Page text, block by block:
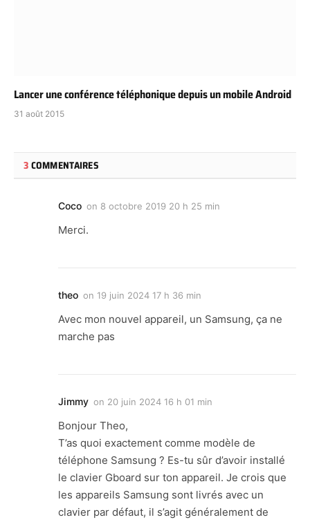
Lancer une conférence téléphonique depuis un mobile Android
31 août 2015
3COMMENTAIRES
Coco on 8 octobre 2019 20 h 25 min
Merci.
theo on 19 juin 2024 17 h 36 min
Avec mon nouvel appareil, un Samsung, ça ne
marche pas
Jimmy on 20 juin 2024 16 h 01 min
Bonjour Theo,
T’as quoi exactement comme modèle de
téléphone Samsung ? Es-tu sûr d’avoir installé
le clavier Gboard sur ton appareil. Je crois que
les appareils Samsung sont livrés avec un
clavier par défaut, il s’agit généralement de